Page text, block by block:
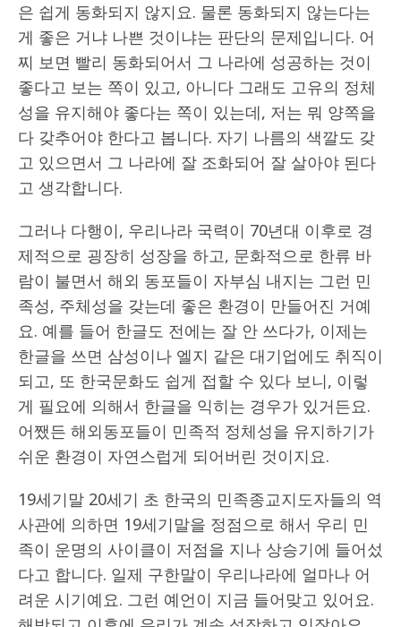
은 쉽게 동화되지 않지요. 물론 동화되지 않는다는
게 좋은 거냐 나쁜 것이냐는 판단의 문제입니다. 어
찌 보면 빨리 동화되어서 그 나라에 성공하는 것이
좋다고 보는 쪽이 있고, 아니다 그래도 고유의 정체
성을 유지해야 좋다는 쪽이 있는데, 저는 뭐 양쪽을
다 갖추어야 한다고 봅니다. 자기 나름의 색깔도 갖
고 있으면서 그 나라에 잘 조화되어 잘 살아야 된다
고 생각합니다.
그러나 다행이, 우리나라 국력이 70년대 이후로 경
제적으로 굉장히 성장을 하고, 문화적으로 한류 바
람이 불면서 해외 동포들이 자부심 내지는 그런 민
족성, 주체성을 갖는데 좋은 환경이 만들어진 거예
요. 예를 들어 한글도 전에는 잘 안 쓰다가, 이제는
한글을 쓰면 삼성이나 엘지 같은 대기업에도 취직이
되고, 또 한국문화도 쉽게 접할 수 있다 보니, 이렇
게 필요에 의해서 한글을 익히는 경우가 있거든요.
어쨌든 해외동포들이 민족적 정체성을 유지하기가
쉬운 환경이 자연스럽게 되어버린 것이지요.
19세기말 20세기 초 한국의 민족종교지도자들의 역
사관에 의하면 19세기말을 정점으로 해서 우리 민
족이 운명의 사이클이 저점을 지나 상승기에 들어섰
다고 합니다. 일제 구한말이 우리나라에 얼마나 어
려운 시기예요. 그런 예언이 지금 들어맞고 있어요.